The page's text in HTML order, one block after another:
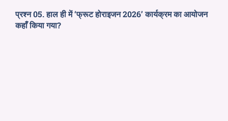
प्रश्न 05. हाल ही में ‘फ्रूट होराइजन 2026’ कार्यक्रम का आयोजन
कहाँ किया गया?